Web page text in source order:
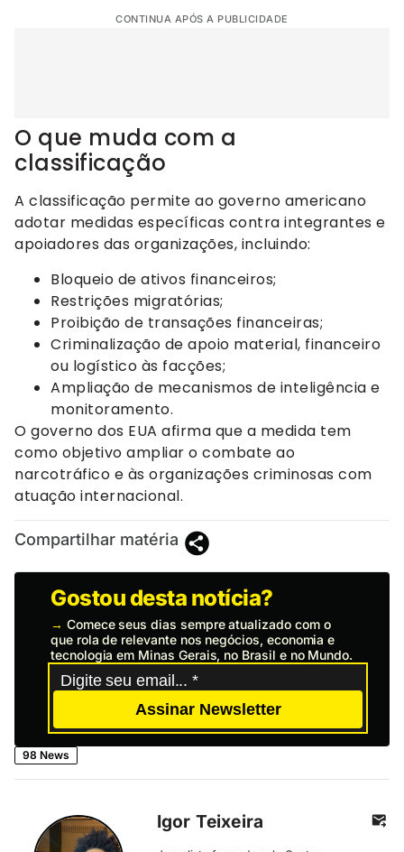
CONTINUA APÓS A PUBLICIDADE
O que muda com a
classificação
A classificação permite ao governo americano
adotar medidas específicas contra integrantes e
apoiadores das organizações, incluindo:
Bloqueio de ativos financeiros;
Restrições migratórias;
Proibição de transações financeiras;
Criminalização de apoio material, financeiro
ou logístico às facções;
Ampliação de mecanismos de inteligência e
monitoramento.
O governo dos EUA afirma que a medida tem
como objetivo ampliar o combate ao
narcotráfico e às organizações criminosas com
atuação internacional.
Compartilhar matéria
Gostou desta notícia?
→ Comece seus dias sempre atualizado com o
que rola de relevante nos negócios, economia e
tecnologia em Minas Gerais, no Brasil e no Mundo.
Assinar Newsletter
98 News
Igor Teixeira